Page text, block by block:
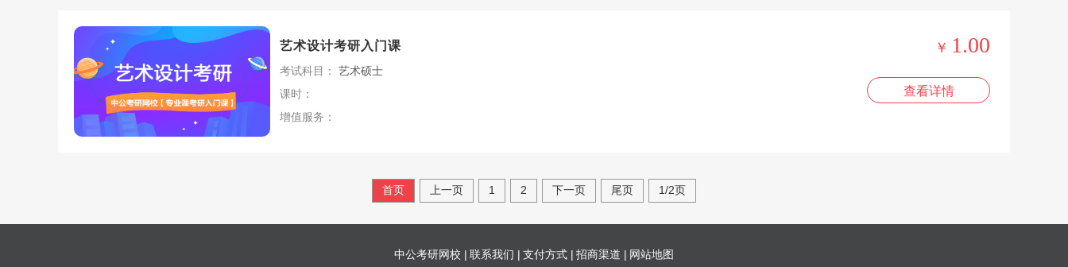
艺术设计考研入门课
考试科目： 艺术硕士
课时：
增值服务：
￥ 1.00
查看详情
首页 上一页 1 2 下一页 尾页 1/2页
中公考研网校 | 联系我们 | 支付方式 | 招商渠道 | 网站地图